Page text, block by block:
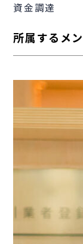
資金調達
所属するメ